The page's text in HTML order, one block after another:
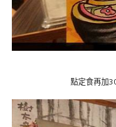
點定食再加